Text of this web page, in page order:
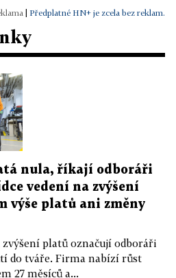
Předplatné HN+ je zcela bez reklam.
nula, říkají odboráři
vedení na zvýšení
výše platů ani změny
platů označují odboráři
do tváře. Firma nabízí růst
27 měsíců a...